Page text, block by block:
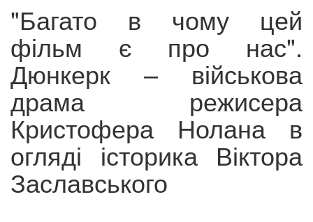
"Багато в чому цей
фільм є про нас".
Дюнкерк – військова
драма режисера
Кристофера Нолана в
огляді історика Віктора
Заславського